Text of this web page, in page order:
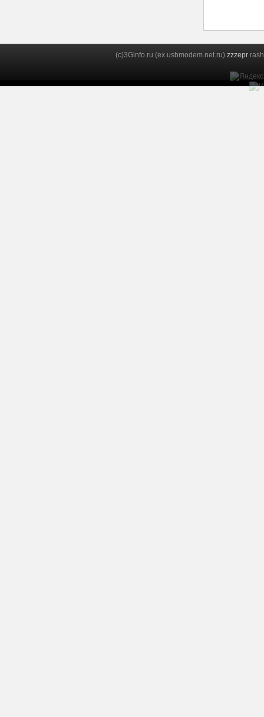
(c)3Ginfo.ru (ex usbmodem.net.ru) zzzepr